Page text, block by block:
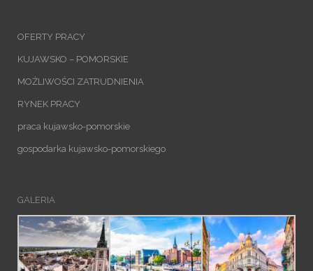
OFERTY PRACY
KUJAWSKO – POMORSKIE
MOŻLIWOŚCI ZATRUDNIENIA
RYNEK PRACY
praca kujawsko-pomorskie
gospodarka kujawsko-pomorskiego
GALERIA